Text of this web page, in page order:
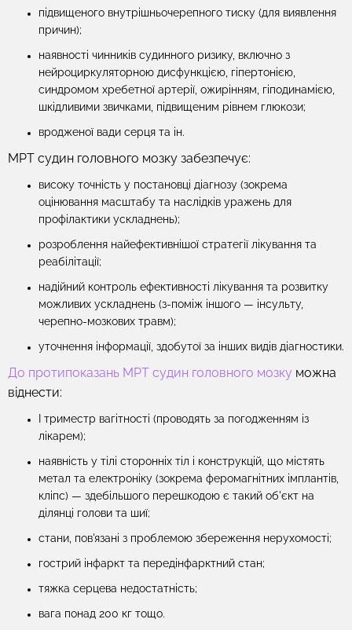
підвищеного внутрішньочерепного тиску (для виявлення
причин);
наявності чинників судинного ризику, включно з
нейроциркуляторною дисфункцією, гіпертонією,
синдромом хребетної артерії, ожирінням, гіподинамією,
шкідливими звичками, підвищеним рівнем глюкози;
вродженої вади серця та ін.
МРТ судин головного мозку забезпечує:
високу точність у постановці діагнозу (зокрема
оцінювання масштабу та наслідків уражень для
профілактики ускладнень);
розроблення найефективнішої стратегії лікування та
реабілітації;
надійний контроль ефективності лікування та розвитку
можливих ускладнень (з-поміж іншого — інсульту,
черепно-мозкових травм);
уточнення інформації, здобутої за інших видів діагностики.
До протипоказань МРТ судин головного мозку можна
віднести:
І триместр вагітності (проводять за погодженням із
лікарем);
наявність у тілі сторонніх тіл і конструкцій, що містять
метал та електроніку (зокрема феромагнітних імплантів,
кліпс) — здебільшого перешкодою є такий об'єкт на
ділянці голови та шиї;
стани, пов'язані з проблемою збереження нерухомості;
гострий інфаркт та передінфарктний стан;
тяжка серцева недостатність;
вага понад 200 кг тощо.